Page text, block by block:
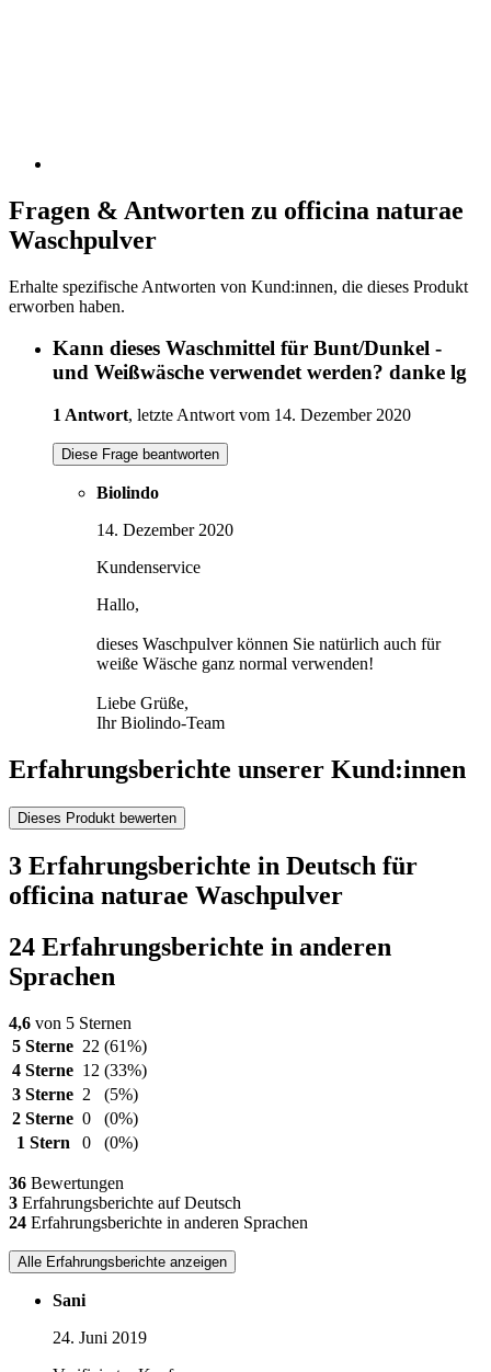
Fragen & Antworten zu officina naturae
Waschpulver
Erhalte spezifische Antworten von Kund:innen, die dieses Produkt
erworben haben.
Kann dieses Waschmittel für Bunt/Dunkel -
und Weißwäsche verwendet werden? danke lg
1 Antwort, letzte Antwort vom 14. Dezember 2020
Diese Frage beantworten
Biolindo
14. Dezember 2020
Kundenservice
Hallo,
dieses Waschpulver können Sie natürlich auch für
weiße Wäsche ganz normal verwenden!
Liebe Grüße,
Ihr Biolindo-Team
Erfahrungsberichte unserer Kund:innen
Dieses Produkt bewerten
3 Erfahrungsberichte in Deutsch für
officina naturae Waschpulver
24 Erfahrungsberichte in anderen
Sprachen
4,6 von 5 Sternen
5 Sterne 22 (61%)
4 Sterne 12 (33%)
3 Sterne 2
(5%)
2 Sterne 0
(0%)
1 Stern
0 (0%)
36 Bewertungen
3 Erfahrungsberichte auf Deutsch
24 Erfahrungsberichte in anderen Sprachen
Alle Erfahrungsberichte anzeigen
Sani
24. Juni 2019